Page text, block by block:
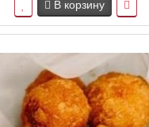
В корзину